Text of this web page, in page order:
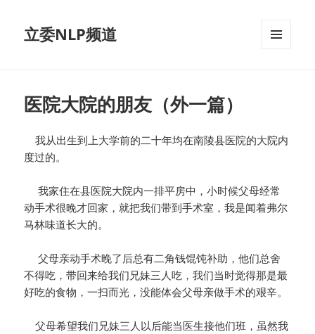
立委NLP频道
医院大院的朋友（外一篇）
我从出生到上大学前的二十年均在南陵县医院的大院内
度过的。
我家住在县医院大院内一排平房中，小时候父母经常
动手术很晚才回家，就把我们带到手术室，我是闻着弗尔
马林味道长大的。
父母亲动手术晚了后总有二角钱馄饨补助，他们总舍
不得吃，带回来给我们兄妹三人吃，我们当时觉得那是最
好吃的食物，一扫而光，没能体会父母亲做手术的艰辛。
父母希望我们兄妹三人以后能当医生接他们班，虽然我